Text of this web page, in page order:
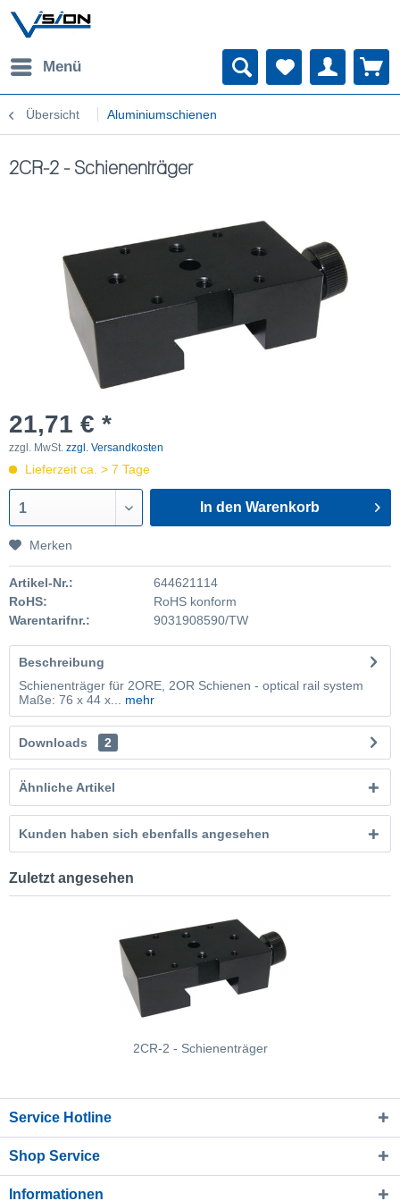
Menü
Übersicht Aluminiumschienen
2CR-2 - Schienenträger
21,71 € *
zzgl. MwSt. zzgl. Versandkosten
Lieferzeit ca. > 7 Tage
1 In den Warenkorb
Merken
Artikel-Nr.:
644621114
RoHS:
RoHS konform
Warentarifnr.:
9031908590/TW
Beschreibung
Schienenträger für 2ORE, 2OR Schienen - optical rail system
Maße: 76 x 44 x...
mehr
Downloads 2
Ähnliche Artikel
Kunden haben sich ebenfalls angesehen
Zuletzt angesehen
2CR-2 - Schienenträger
Service Hotline
Shop Service
Informationen